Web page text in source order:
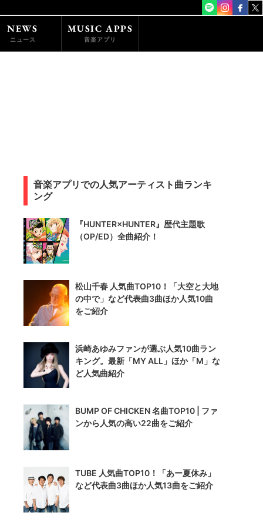
NEWS
ニュース
MUSIC APPS
音楽アプリ
音楽アプリでの人気アーティスト曲ランキ
ング
『HUNTER×HUNTER』歴代主題歌
（OP/ED）全曲紹介！
松山千春 人気曲TOP10！「大空と大地
の中で」など代表曲3曲ほか人気10曲
をご紹介
浜崎あゆみファンが選ぶ人気10曲ラン
キング。最新「MY ALL」ほか「M」な
ど人気曲紹介
BUMP OF CHICKEN 名曲TOP10 | ファ
ンから人気の高い22曲をご紹介
TUBE 人気曲TOP10！「あー夏休み」
など代表曲3曲ほか人気13曲をご紹介